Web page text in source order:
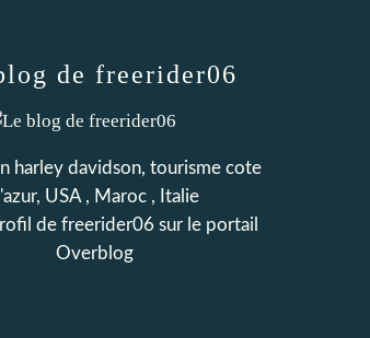
de freerider06
harley davidson, tourisme cote
USA , Maroc , Italie
de freerider06 sur le portail
Overblog